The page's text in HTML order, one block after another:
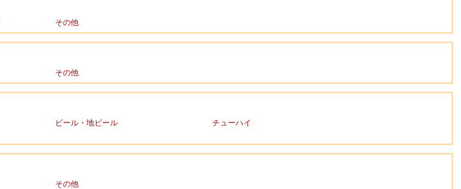
その他
その他
ビール・地ビール
チューハイ
その他